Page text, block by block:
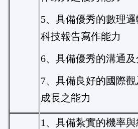
5、具備優秀的數理
科技報告寫作能力
6、具備優秀的溝通
7、具備良好的國際
成長之能力
1、具備紮實的機率